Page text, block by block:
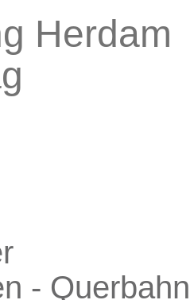
Herdam
- Querbahn